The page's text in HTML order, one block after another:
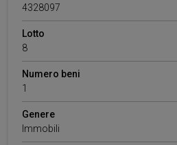
4328097
Lotto
8
Numero beni
1
Genere
Immobili